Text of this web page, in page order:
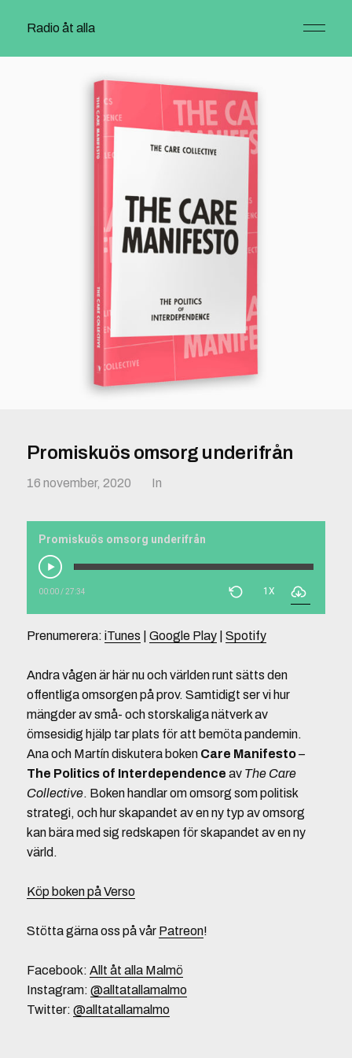
Radio åt alla
Promiskuös omsorg underifrån
16 november, 2020 In
Promiskuös omsorg underifrån
00:00/27:34 1X
Prenumerera: iTunes Google Play| Spotify
Andra vågen är här nu och världen runt sätts den
offentliga omsorgen på prov. Samtidigt ser vi hur
mängder av små- och storskaliga nätverk av
ömsesidig hjälp tar plats för att bemöta pandemin.
Ana och Martín diskutera boken Care Manifesto–
The Politics of Interdependence av The Care
Collective. Boken handlar om omsorg som politisk
strategi, och hur skapandet av en ny typ av omsorg
kan bära med sig redskapen för skapandet av en ny
värld.
Köp boken på Verso
Stötta gärna oss på vår Patreon!
Facebook: Allt åt alla Malmö
Instagram: @alltatallamalmo
Twitter: @alltatallamalmo